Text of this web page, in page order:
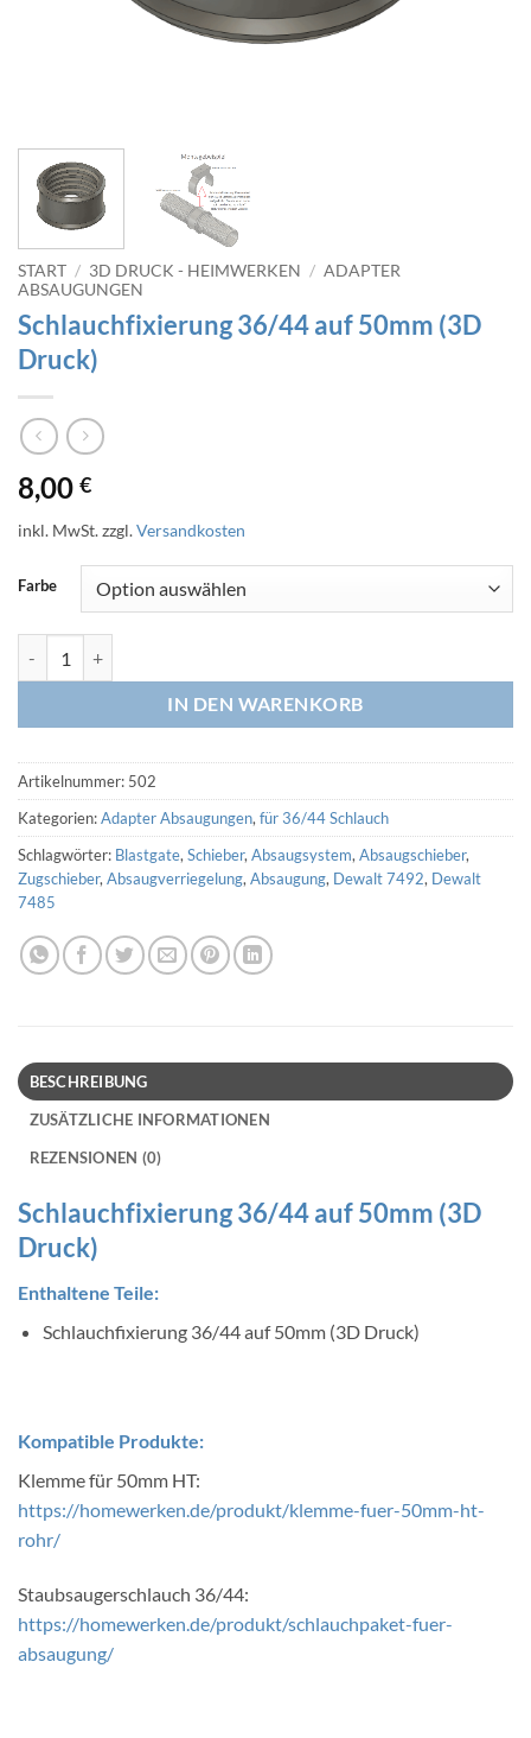
START / 3D DRUCK - HEIMWERKEN / ADAPTER
ABSAUGUNGEN
Schlauchfixierung 36/44 auf 50mm (3D
Druck)
8,00 €
inkl. MwSt.zzgl.Versandkosten
Farbe
IN DEN WARENKORB
Artikelnummer: 502
Kategorien:Adapter Absaugungen,für 36/44 Schlauch
Schlagwörter: Blastgate,Schieber,Absaugsystem,Absaugschieber,
Zugschieber,Absaugverriegelung,Absaugung, Dewalt 7492, Dewalt
7485
BESCHREIBUNG
ZUSÄTZLICHE INFORMATIONEN
REZENSIONEN (0)
Schlauchfixierung 36/44 auf 50mm (3D
Druck)
Enthaltene Teile:
Schlauchfixierung 36/44 auf 50mm (3D Druck)
Kompatible Produkte:
Klemme für 50mm HT:
https://homewerken.de/produkt/klemme-fuer-50mm-ht-
rohr/
Staubsaugerschlauch 36/44:
https://homewerken.de/produkt/schlauchpaket-fuer-
absaugung/